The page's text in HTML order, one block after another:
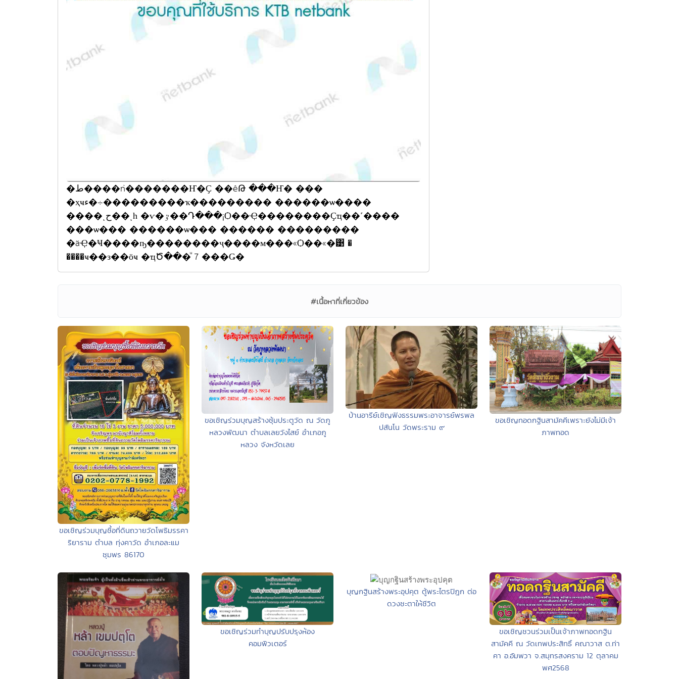
�ط����ǹ�������Ҥ�Ҫ ��êԹ ���Ҥ� ���
�ҳҹء�÷���������ҡ��������� ������ѡ����
����ͺح��ͺһ �ѵ�ٷ��Դ���¡Ѻ��Ҿ��������Ҫҵ��˹����
���ѡ��� ������ѡ��� ������ ���������
�äҾ�Ҹ����ҧ��������ҷ����м���«Ѻ��«�͹ �
����ҹ��з��ӧҹ �ҵԾ���ͧ 7 ���Ǥ�
#เนื้อหาที่เกี่ยวข้อง
ขอเชิญร่วมบุญซื้อที่ดินถวายวัดโพธิมรรคา
ริยาราม ตำบล ทุ่งคาวัด อำเภอละแม
ชุมพร 86170
ขอเชิญร่วมบุญสร้างซุ้มประตูวัด ณ วัดภู
หลวงพัฒนา ตำบลเลยวังไสย์ อำเภอภู
หลวง จังหวัดเลย
บ้านอารีย์เชิญฟังธรรมพระอาจารย์พรพล
ปสันโน วัดพระราม ๙
ขอเชิญทอดกฐินสามัคคีเพราะยังไม่มีเจ้า
ภาพทอด
ขอเชิญร่วมทำบุญปรับปรุงห้อง
คอมพิวเตอร์
บุญกฐินสร้างพระอุปคุต ตู้พระไตรปิฎก ต่อ
ดวงชะตาให้ชีวิต
ขอเชิญชวนร่วมเป็นเจ้าภาพทอดกฐิน
สามัคคี ณ วัดเทพประสิทธิ์ คณาวาส ต.ท่า
คา อ.อัมพวา จ.สมุทรสงคราม 12 ตุลาคม
พศ2568